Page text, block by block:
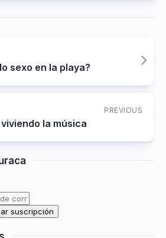
sexo en la playa?
PREVIOUS
la música